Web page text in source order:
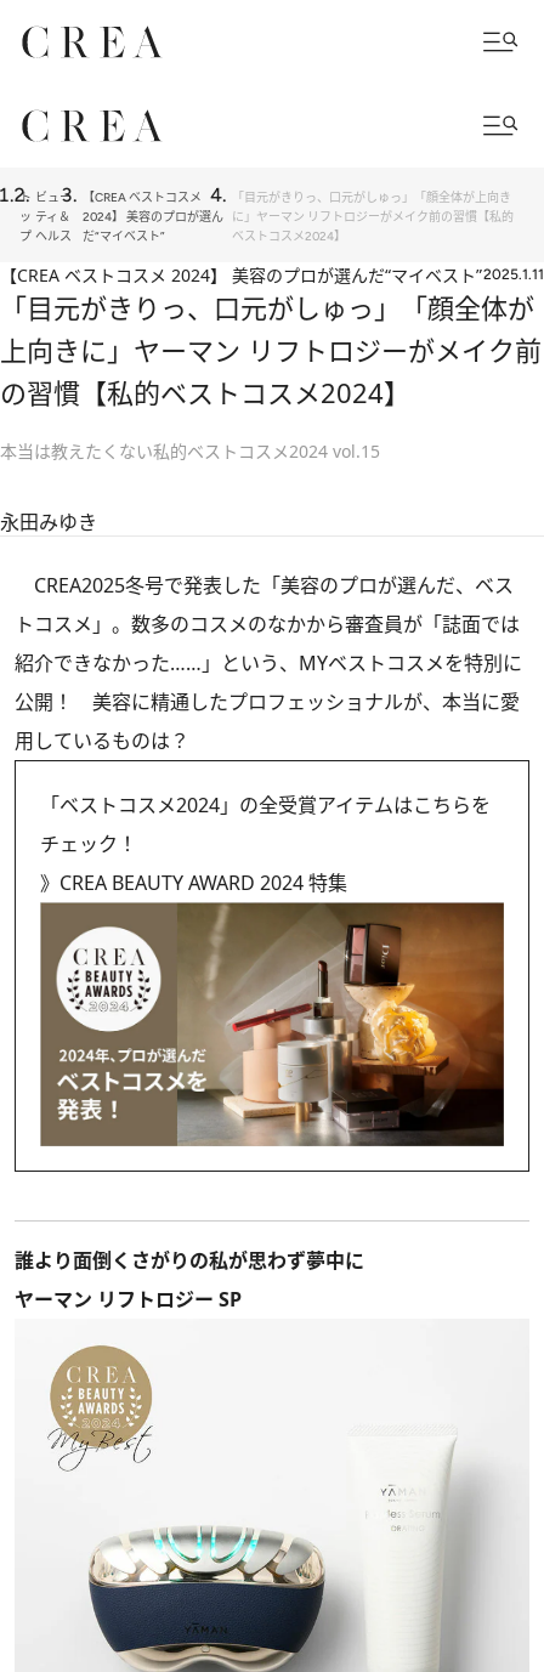
ト
ッ
プ
ビュー
ティ＆
ヘルス
【CREA ベストコスメ
2024】 美容のプロが選ん
だ“マイベスト”
「目元がきりっ、口元がしゅっ」「顔全体が上向き
に」ヤーマン リフトロジーがメイク前の習慣【私的
ベストコスメ2024】
【CREA ベストコスメ 2024】 美容のプロが選んだ“マイベスト”2025.1.11
「目元がきりっ、口元がしゅっ」「顔全体が
上向きに」ヤーマン リフトロジーがメイク前
の習慣【私的ベストコスメ2024】
本当は教えたくない私的ベストコスメ2024 vol.15
永田みゆき
CREA2025冬号で発表した「美容のプロが選んだ、ベス
トコスメ」。数多のコスメのなかから審査員が「誌面では
紹介できなかった……」という、MYベストコスメを特別に
公開！ 美容に精通したプロフェッショナルが、本当に愛
用しているものは？
「ベストコスメ2024」の全受賞アイテムはこちらを
チェック！
》 CREA BEAUTY AWARD 2024 特集
誰より面倒くさがりの私が思わず夢中に
ヤーマン リフトロジー SP